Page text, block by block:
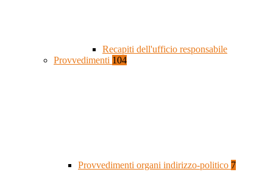
Recapiti dell'ufficio responsabile
Provvedimenti 104
Provvedimenti organi indirizzo-politico 7